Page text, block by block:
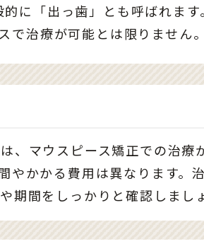
に「出っ歯」とも呼ばれま
治療が可能とは限りません。
、マウスピース矯正での治療
やかかる費用は異なります。
期間をしっかりと確認しまし